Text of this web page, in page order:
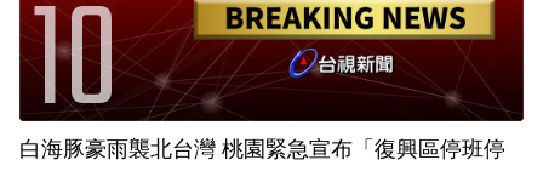
白海豚豪雨襲北台灣 桃園緊急宣布「復興區停班停